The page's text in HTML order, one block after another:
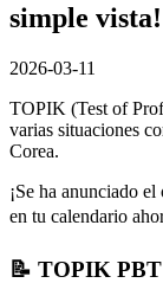
simple vista!
2026-03-11
TOPIK (Test of
varias situaciones
Corea.
¡Se ha anunciado
en tu calendario
📝 TOPIK PBT